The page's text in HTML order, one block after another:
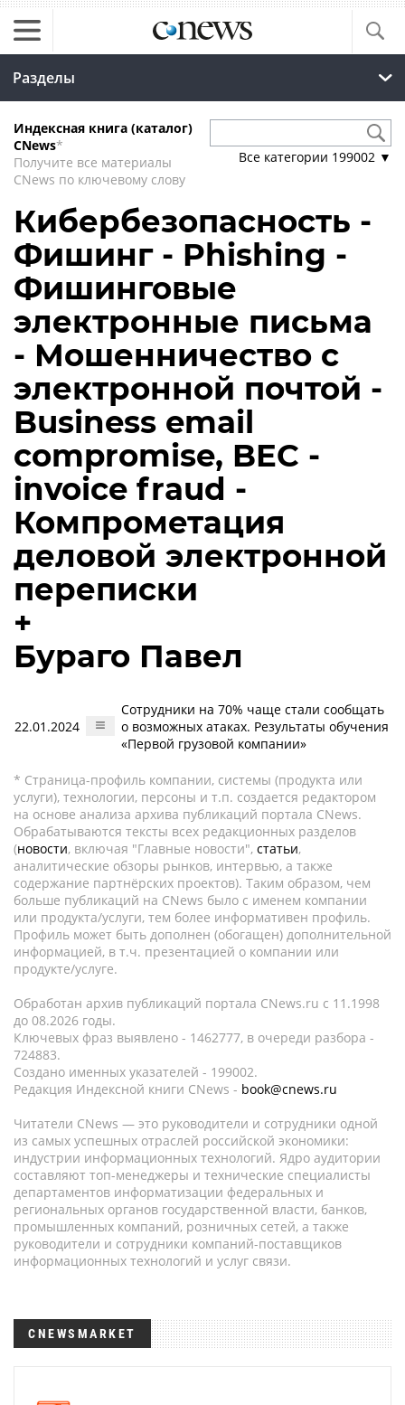
Разделы
Индексная книга (каталог)
CNews*
Получите все материалы
CNews по ключевому слову
Все категории 199002 ▼
Кибербезопасность -
Фишинг - Phishing -
Фишинговые
электронные письма
- Мошенничество с
электронной почтой -
Business email
compromise, BEC -
invoice fraud -
Компрометация
деловой электронной
переписки
+
Бураго Павел
22.01.2024
Сотрудники на 70% чаще стали сообщать
о возможных атаках. Результаты обучения
«Первой грузовой компании»
* Страница-профиль компании, системы (продукта или
услуги), технологии, персоны и т.п. создается редактором
на основе анализа архива публикаций портала CNews.
Обрабатываются тексты всех редакционных разделов
(новости, включая "Главные новости", статьи,
аналитические обзоры рынков, интервью, а также
содержание партнёрских проектов). Таким образом, чем
больше публикаций на CNews было с именем компании
или продукта/услуги, тем более информативен профиль.
Профиль может быть дополнен (обогащен) дополнительной
информацией, в т.ч. презентацией о компании или
продукте/услуге.
Обработан архив публикаций портала CNews.ru c 11.1998
до 08.2026 годы.
Ключевых фраз выявлено - 1462777, в очереди разбора -
724883.
Создано именных указателей - 199002.
Редакция Индексной книги CNews - book@cnews.ru
Читатели CNews — это руководители и сотрудники одной
из самых успешных отраслей российской экономики:
индустрии информационных технологий. Ядро аудитории
составляют топ-менеджеры и технические специалисты
департаментов информатизации федеральных и
региональных органов государственной власти, банков,
промышленных компаний, розничных сетей, а также
руководители и сотрудники компаний-поставщиков
информационных технологий и услуг связи.
CNEWSMARKET